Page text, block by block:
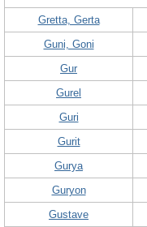
Gretta, Gerta
Guni, Goni
Gur
Gurel
Guri
Gurit
Gurya
Guryon
Gustave